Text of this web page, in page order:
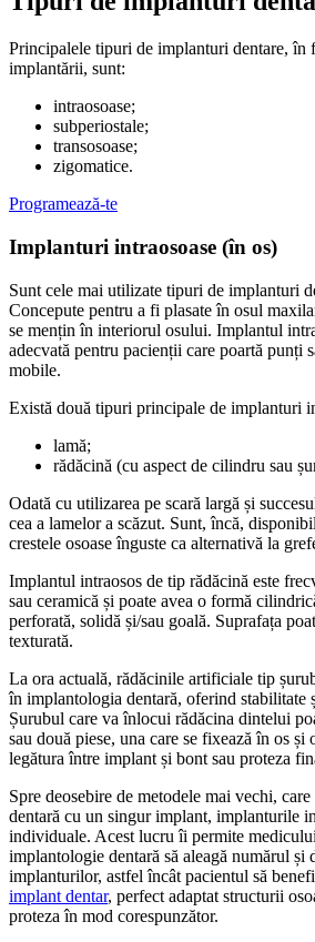
Principalele tipuri de implanturi dentare, în
implantării, sunt:
intraosoase;
subperiostale;
transosoase;
zigomatice.
Programează-te
Implanturi intraosoase (în os)
Sunt cele mai utilizate tipuri de implanturi
Concepute pentru a fi plasate în osul
se mențin în interiorul osului. Implantul
adecvată pentru pacienții care poartă punți
mobile.
Există două tipuri principale de implanturi
lamă;
rădăcină (cu aspect de cilindru sau
Odată cu utilizarea pe scară largă și
cea a lamelor a scăzut. Sunt, încă,
crestele osoase înguste ca alternativă la
Implantul intraosos de tip rădăcină este
sau ceramică și poate avea o formă
perforată, solidă și/sau goală. Suprafața
texturată.
La ora actuală, rădăcinile artificiale tip
în implantologia dentară, oferind stabilitate
Șurubul care va înlocui rădăcina dintelui
sau două piese, una care se fixează în os și
legătura între implant și bont sau proteza
Spre deosebire de metodele mai vechi,
dentară cu un singur implant, implanturile
individuale. Acest lucru îi permite
implantologie dentară să aleagă numărul și
implanturilor, astfel încât pacientul să
implant dentar, perfect adaptat structurii
proteza în mod corespunzător.